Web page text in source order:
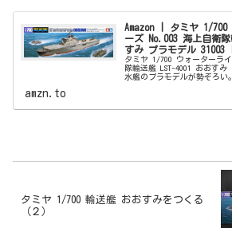
Amazon | タミヤ 1/700
ーズ No.003 海上自衛
すみ プラモデル
タミヤ 1/700 ウォーターラ
隊輸送艦 LST-4001 おおすみ
水艦のプラモデルが勢ぞろい
amzn.to
タミヤ 1/700 輸送艦 おおすみをつくる
（２）